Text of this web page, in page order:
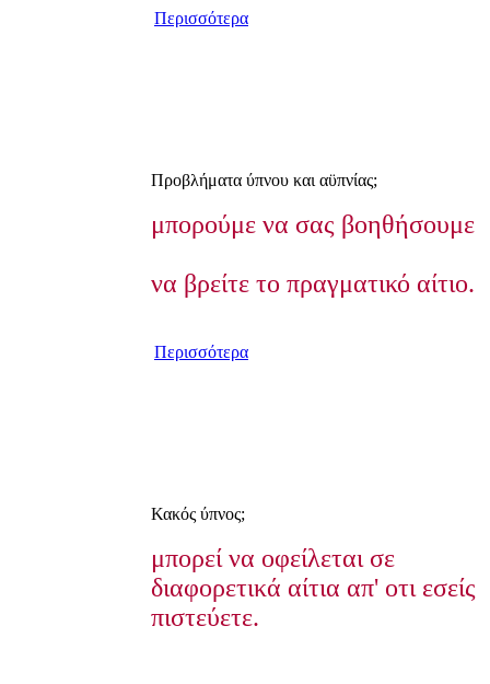
Περισσότερα
Προβλήματα ύπνου και αϋπνίας;
μπορούμε να σας βοηθήσουμε
να βρείτε το πραγματικό αίτιο.
Περισσότερα
Κακός ύπνος;
μπορεί να οφείλεται σε
διαφορετικά αίτια απ' οτι εσείς
πιστεύετε.